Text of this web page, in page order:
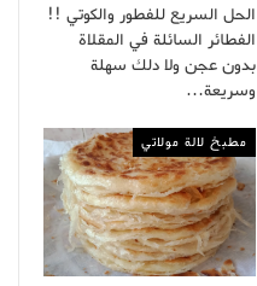
الحل السريع للفطور والكوتي !!
الفطائر السائلة في المقلاة
بدون عجن ولا دلك سهلة
وسريعة…
مطبخ لالة مولاتي